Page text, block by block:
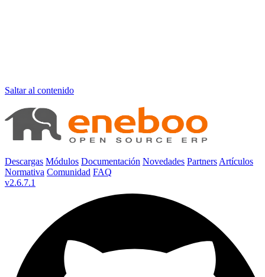
Saltar al contenido
Descargas Módulos Documentación Novedades Partners Artículos
Normativa Comunidad FAQ
v2.6.7.1